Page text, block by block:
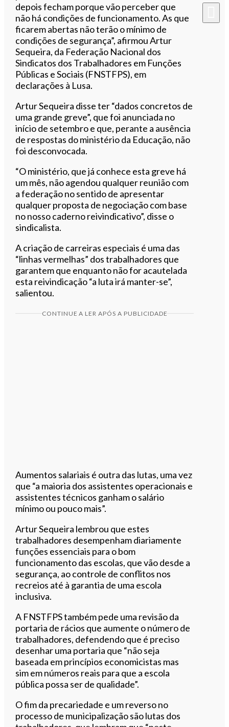
depois fecham porque vão perceber que
não há condições de funcionamento. As que
ficarem abertas não terão o mínimo de
condições de segurança”, afirmou Artur
Sequeira, da Federação Nacional dos
Sindicatos dos Trabalhadores em Funções
Públicas e Sociais (FNSTFPS), em
declarações à Lusa.
Artur Sequeira disse ter “dados concretos de
uma grande greve”, que foi anunciada no
início de setembro e que, perante a ausência
de respostas do ministério da Educação, não
foi desconvocada.
“O ministério, que já conhece esta greve há
um mês, não agendou qualquer reunião com
a federação no sentido de apresentar
qualquer proposta de negociação com base
no nosso caderno reivindicativo”, disse o
sindicalista.
A criação de carreiras especiais é uma das
“linhas vermelhas” dos trabalhadores que
garantem que enquanto não for acautelada
esta reivindicação “a luta irá manter-se”,
salientou.
CONTINUE A LER APÓS A PUBLICIDADE
Aumentos salariais é outra das lutas, uma vez
que “a maioria dos assistentes operacionais e
assistentes técnicos ganham o salário
mínimo ou pouco mais”.
Artur Sequeira lembrou que estes
trabalhadores desempenham diariamente
funções essenciais para o bom
funcionamento das escolas, que vão desde a
segurança, ao controle de conflitos nos
recreios até à garantia de uma escola
inclusiva.
A FNSTFPS também pede uma revisão da
portaria de rácios que aumente o número de
trabalhadores, defendendo que é preciso
desenhar uma portaria que “não seja
baseada em princípios economicistas mas
sim em números reais para que a escola
pública possa ser de qualidade”.
O fim da precariedade e um reverso no
processo de municipalização são lutas dos